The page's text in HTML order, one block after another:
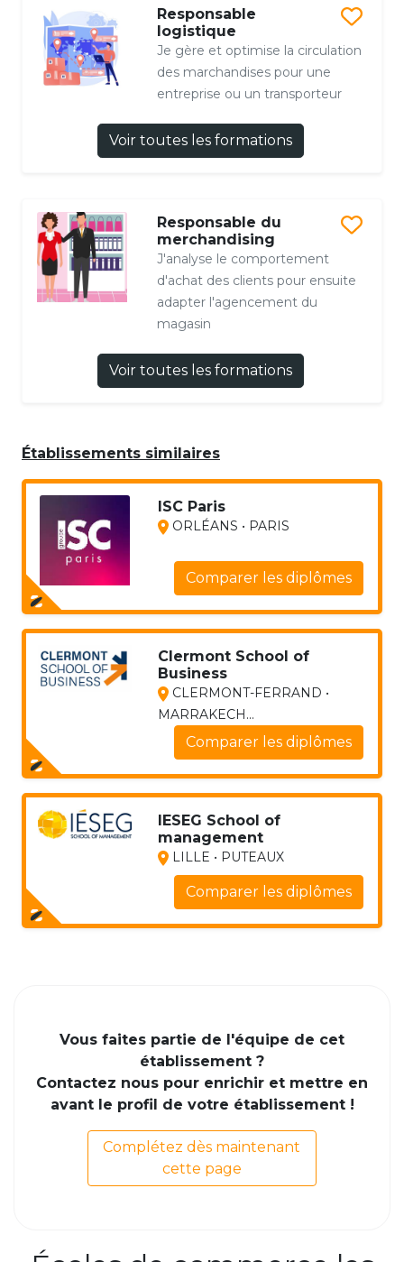
Responsable
logistique
Je gère et optimise la circulation
des marchandises pour une
entreprise ou un transporteur
Voir toutes les formations
Responsable du
merchandising
J'analyse le comportement
d'achat des clients pour ensuite
adapter l'agencement du
magasin
Voir toutes les formations
Établissements similaires
ISC Paris
ORLÉANS • PARIS
Comparer les diplômes
Clermont School of
Business
CLERMONT-FERRAND •
MARRAKECH...
Comparer les diplômes
IESEG School of
management
LILLE • PUTEAUX
Comparer les diplômes
Vous faites partie de l'équipe de cet
établissement ?
Contactez nous pour enrichir et mettre en
avant le profil de votre établissement !
Complétez dès maintenant
cette page